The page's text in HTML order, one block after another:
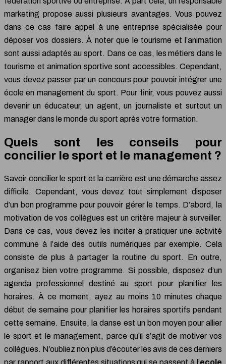
marketing propose aussi plusieurs avantages. Vous pouvez
dans ce cas faire appel à une entreprise spécialisée pour
déposer vos dossiers. À noter que le tourisme et l’animation
sont aussi adaptés au sport. Dans ce cas, les métiers dans le
tourisme et animation sportive sont accessibles. Cependant,
vous devez passer par un concours pour pouvoir intégrer une
école en management du sport. Pour finir, vous pouvez aussi
devenir un éducateur, un agent, un journaliste et surtout un
manager dans le monde du sport après votre formation.
Quels sont les conseils pour
concilier le sport et le management ?
Savoir concilier le sport et la carrière est une démarche assez
difficile. Cependant, vous devez tout simplement disposer
d’un bon programme pour pouvoir gérer le temps. D’abord, la
motivation de vos collègues est un critère majeur à surveiller.
Dans ce cas, vous devez les inciter à pratiquer une activité
commune à l’aide des outils numériques par exemple. Cela
consiste de plus à partager la routine du sport. En outre,
organisez bien votre programme. Si possible, disposez d’un
agenda professionnel destiné au sport pour planifier les
horaires. À ce moment, ayez au moins 10 minutes chaque
début de semaine pour planifier les horaires sportifs pendant
cette semaine. Ensuite, la danse est un bon moyen pour allier
le sport et le management, parce qu’il s’agit de motiver vos
collègues. N’oubliez non plus d’écouter les avis de ces derniers